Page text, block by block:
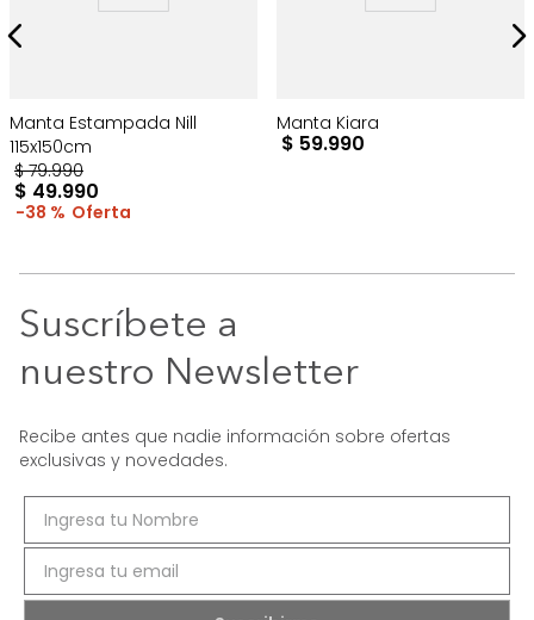
Manta Estampada Nill
115x150cm
$ 79.990
$ 49.990
38 %
Manta Kiara
$ 59.990
Suscríbete a
nuestro Newsletter
Recibe antes que nadie información sobre ofertas
exclusivas y novedades.